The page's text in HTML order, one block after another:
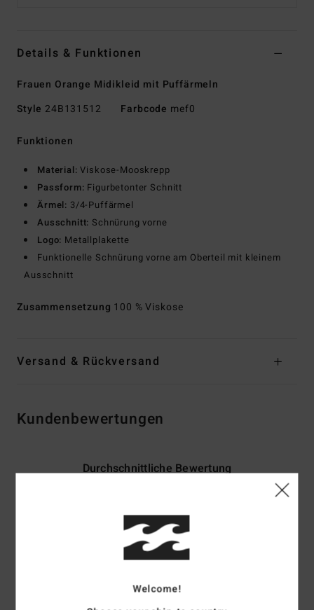
Details & Funktionen
Frauen Orange Midikleid mit Puffärmeln
Style 24B131512 Farbcode mef0
Funktionen
Material: Viskose-Mooskrepp
Passform: Figurbetonter Schnitt
Ärmel: 3/4-Puffärmel
Ausschnitt: Schnürung vorne
Logo: Metallplakette
Funktionelle Schnürung vorne am Oberteil mit kleinem
Ausschnitt
Zusammensetzung 100 % Viskose
Versand & Rückversand
Kundenbewertungen
Durchschnittliche Bewertung
2 verifizierten Bewertungen
50% unserer Kunden empfehlen dieses Produkt
Welcome!